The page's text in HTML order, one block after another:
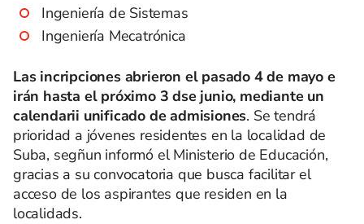
Ingeniería de Sistemas
Ingeniería Mecatrónica
Las incripciones abrieron el pasado 4 de mayo e
irán hasta el próximo 3 dse junio, mediante un
calendarii unificado de admisiones. Se tendrá
prioridad a jóvenes residentes en la localidad de
Suba, segñun informó el Ministerio de Educación,
gracias a su convocatoria que busca facilitar el
acceso de los aspirantes que residen en la
localidads.